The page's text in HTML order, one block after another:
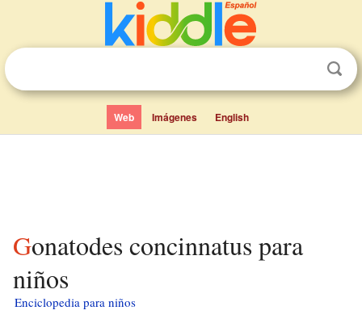
Web Imágenes English
Gonatodes concinnatus para
niños
Enciclopedia para niños